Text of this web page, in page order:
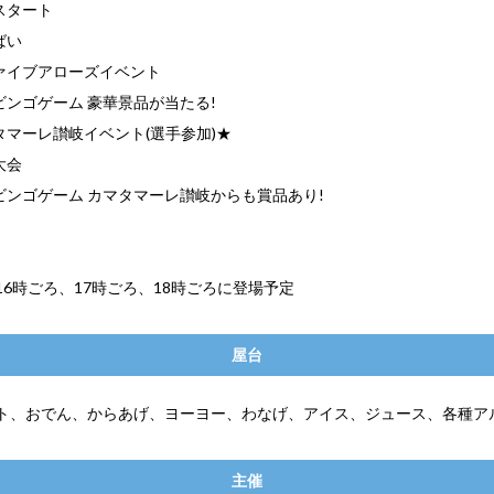
タート
い
イブアローズイベント
ンゴゲーム 豪華景品が当たる!
ーレ讃岐イベント(選手参加)★
会
ンゴゲーム カマタマーレ讃岐からも賞品あり!
時ごろ、17時ごろ、18時ごろに登場予定
屋台
、おでん、からあげ、ヨーヨー、わなげ、アイス、ジュース、各種ア
主催